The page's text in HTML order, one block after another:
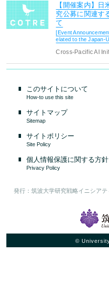
【開催案内】
究公募に関連す
て
[Event
elated to the Japan-
Cross-Pacific AI
このサイトについて
How-to use this site
サイトマップ
Sitemap
サイトポリシー
Site Policy
個人情報保護に関する方
Privacy Policy
発行：筑波大学研究戦略イニシア
©